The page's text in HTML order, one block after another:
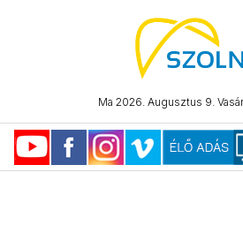
Ma 2026. Augusztus 9.